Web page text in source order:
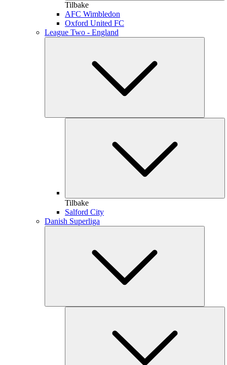
Tilbake
AFC Wimbledon
Oxford United FC
League Two - England
Tilbake
Salford City
Danish Superliga